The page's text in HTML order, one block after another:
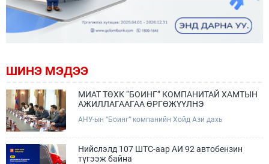
ШИНЭ МЭДЭЭ
МИАТ ТӨХК “БОИНГ” КОМПАНИТАЙ ХАМТЫН
АЖИЛЛАГААГАА ӨРГӨЖҮҮЛНЭ
АНУ-ын “Боинг” компанийн Хойд Ази дахь
Жэф Эдвардс тэргүүтэй төлөөлөгчдийг Зам,
тээврийн сайд Б.Дэлгэрсайхан хүлээн авч уулзав.
Нийслэлд 107 ШТС-аар АИ 92 автобензин
түгээж байна